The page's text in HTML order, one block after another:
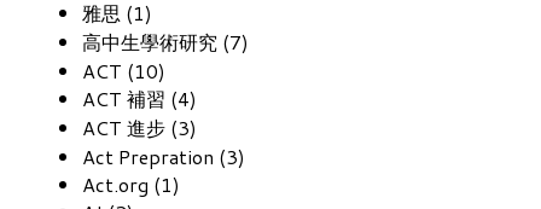
雅思 (1)
高中生學術研究 (7)
ACT (10)
ACT 補習 (4)
ACT 進步 (3)
Act Prepration (3)
Act.org (1)